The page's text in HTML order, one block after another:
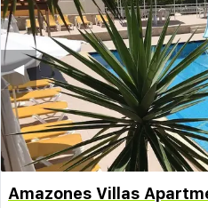
◀︎
Amazones Villas